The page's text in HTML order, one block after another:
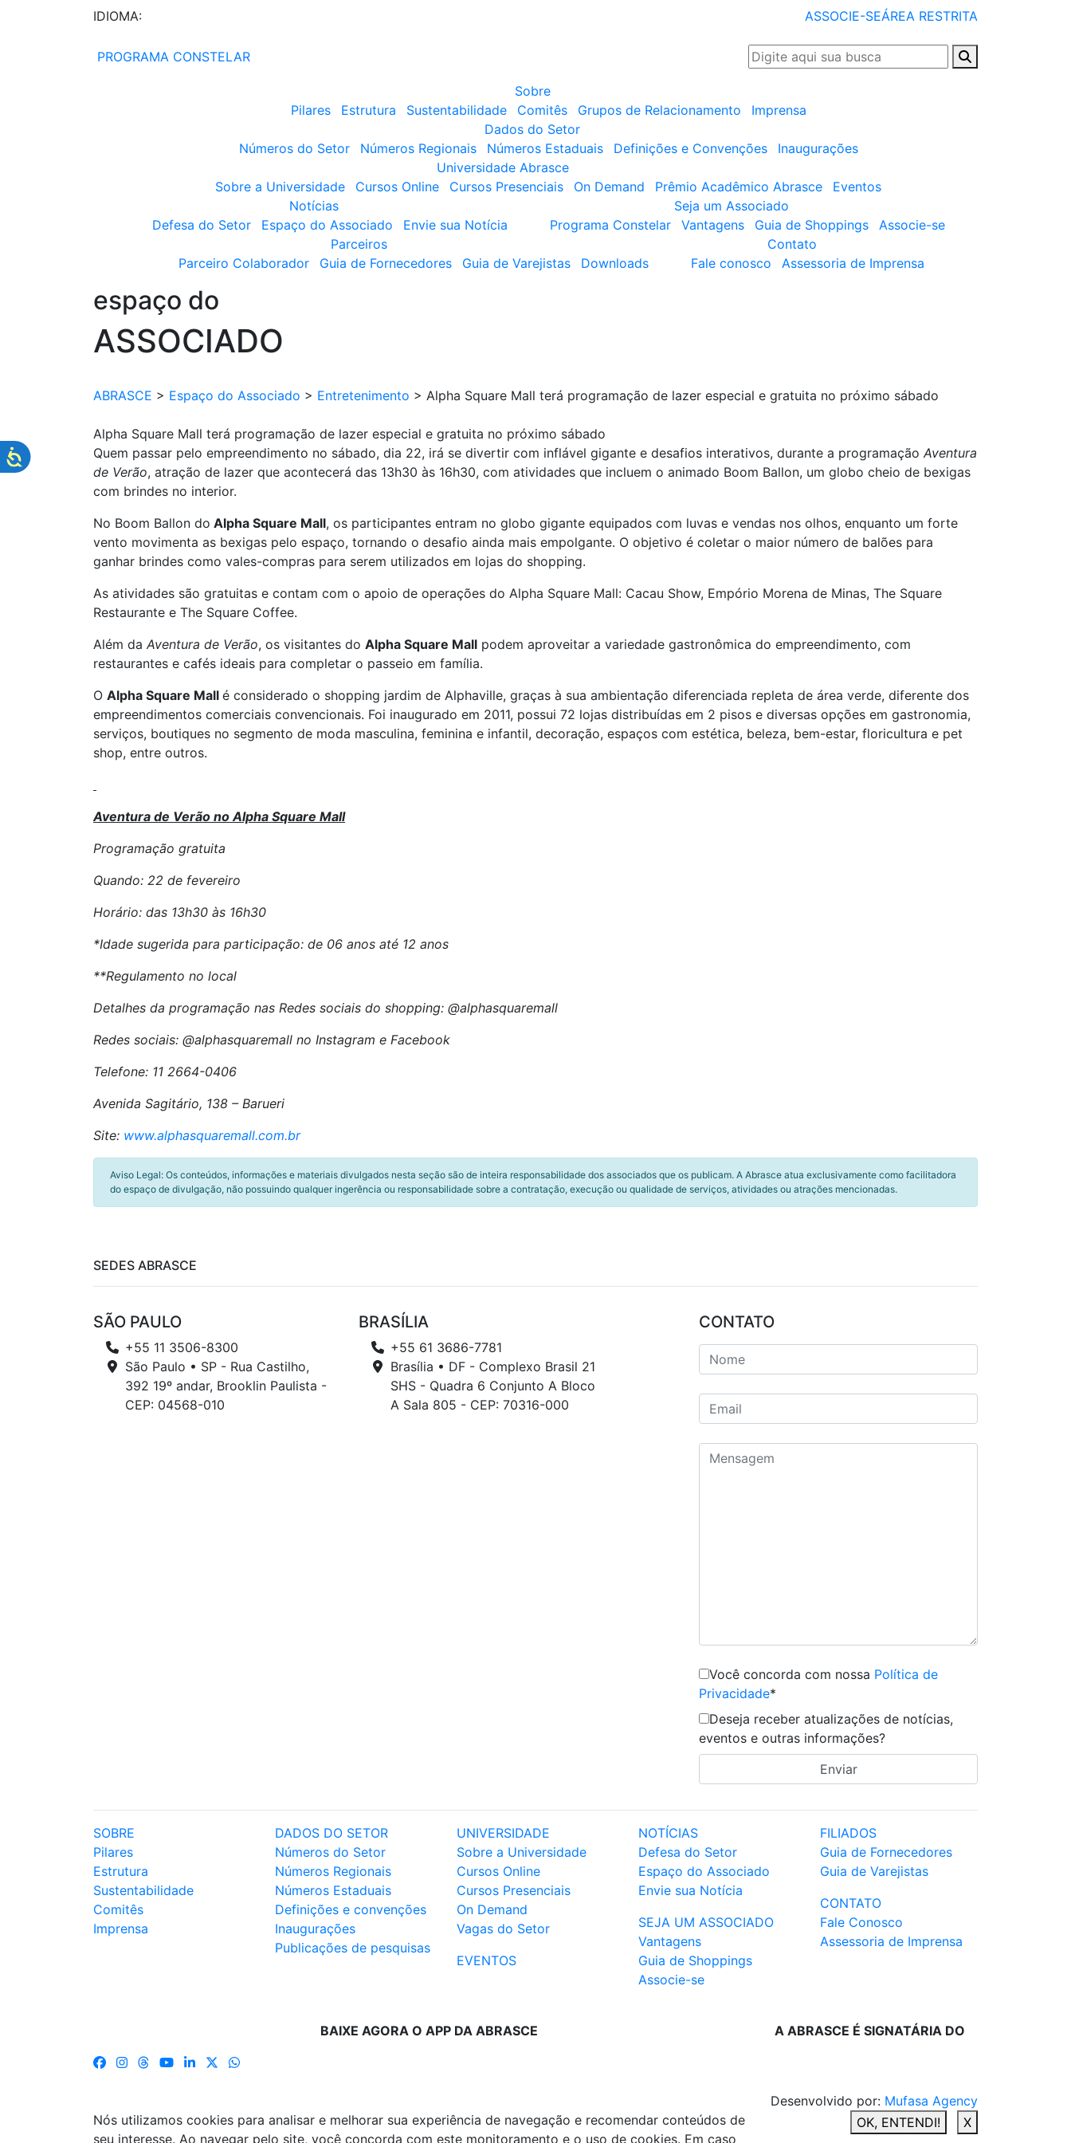
IDIOMA: ASSOCIE-SEÁREA RESTRITA
PROGRAMA CONSTELAR
Sobre
Pilares
Estrutura Sustentabilidade Comitês Grupos de Relacionamento
Imprensa
Dados do Setor
Números do Setor
Números Regionais Números Estaduais Definições e Convenções
Inaugurações
Universidade Abrasce
Sobre a Universidade
Cursos Online Cursos Presenciais On Demand Prêmio Acadêmico Abrasce
Eventos
Notícias
Defesa do Setor
Espaço do Associado Envie sua Notícia
Seja um Associado
Programa Constelar
Vantagens Guia de Shoppings
Associe-se
Parceiros
Parceiro Colaborador
Guia de Fornecedores Guia de Varejistas Downloads
Contato
Fale conosco
Assessoria de Imprensa
espaço do
ASSOCIADO
ABRASCE > Espaço do Associado > Entretenimento > Alpha Square Mall terá programação de lazer especial e gratuita no próximo sábado
Alpha Square Mall terá programação de lazer especial e gratuita no próximo sábado
Quem passar pelo empreendimento no sábado, dia 22, irá se divertir com inflável gigante e desafios interativos, durante a programação Aventura
de Verão, atração de lazer que acontecerá das 13h30 às 16h30, com atividades que incluem o animado Boom Ballon, um globo cheio de bexigas
com brindes no interior.
No Boom Ballon do Alpha Square Mall, os participantes entram no globo gigante equipados com luvas e vendas nos olhos, enquanto um forte
vento movimenta as bexigas pelo espaço, tornando o desafio ainda mais empolgante. O objetivo é coletar o maior número de balões para
ganhar brindes como vales-compras para serem utilizados em lojas do shopping.
As atividades são gratuitas e contam com o apoio de operações do Alpha Square Mall: Cacau Show, Empório Morena de Minas, The Square
Restaurante e The Square Coffee.
Além da Aventura de Verão, os visitantes do Alpha Square Mall podem aproveitar a variedade gastronômica do empreendimento, com
restaurantes e cafés ideais para completar o passeio em família.
O Alpha Square Mall é considerado o shopping jardim de Alphaville, graças à sua ambientação diferenciada repleta de área verde, diferente dos
empreendimentos comerciais convencionais. Foi inaugurado em 2011, possui 72 lojas distribuídas em 2 pisos e diversas opções em gastronomia,
serviços, boutiques no segmento de moda masculina, feminina e infantil, decoração, espaços com estética, beleza, bem-estar, floricultura e pet
shop, entre outros.
Aventura de Verão no Alpha Square Mall
Programação gratuita
Quando: 22 de fevereiro
Horário: das 13h30 às 16h30
*Idade sugerida para participação: de 06 anos até 12 anos
**Regulamento no local
Detalhes da programação nas Redes sociais do shopping: @alphasquaremall
Redes sociais: @alphasquaremall no Instagram e Facebook
Telefone: 11 2664-0406
Avenida Sagitário, 138 – Barueri
Site: www.alphasquaremall.com.br
Aviso Legal: Os conteúdos, informações e materiais divulgados nesta seção são de inteira responsabilidade dos associados que os publicam. A Abrasce atua exclusivamente como facilitadora
do espaço de divulgação, não possuindo qualquer ingerência ou responsabilidade sobre a contratação, execução ou qualidade de serviços, atividades ou atrações mencionadas.
SEDES ABRASCE
SÃO PAULO
+55 11 3506-8300
São Paulo • SP - Rua Castilho,
392 19º andar, Brooklin Paulista -
CEP: 04568-010
BRASÍLIA
+55 61 3686-7781
Brasília • DF - Complexo Brasil 21
SHS - Quadra 6 Conjunto A Bloco
A Sala 805 - CEP: 70316-000
CONTATO
Você concorda com nossa Política de
Privacidade*
Deseja receber atualizações de notícias,
eventos e outras informações?
SOBRE
Pilares
Estrutura
Sustentabilidade
Comitês
Imprensa
DADOS DO SETOR
Números do Setor
Números Regionais
Números Estaduais
Definições e convenções
Inaugurações
Publicações de pesquisas
UNIVERSIDADE
Sobre a Universidade
Cursos Online
Cursos Presenciais
On Demand
Vagas do Setor
EVENTOS
NOTÍCIAS
Defesa do Setor
Espaço do Associado
Envie sua Notícia
SEJA UM ASSOCIADO
Vantagens
Guia de Shoppings
Associe-se
FILIADOS
Guia de Fornecedores
Guia de Varejistas
CONTATO
Fale Conosco
Assessoria de Imprensa
BAIXE AGORA O APP DA ABRASCE A ABRASCE É SIGNATÁRIA DO
Desenvolvido por: Mufasa Agency
Nós utilizamos cookies para analisar e melhorar sua experiência de navegação e recomendar conteúdos de
seu interesse. Ao navegar pelo site, você concorda com este monitoramento e o uso de cookies. Em caso
OK, ENTENDI! X